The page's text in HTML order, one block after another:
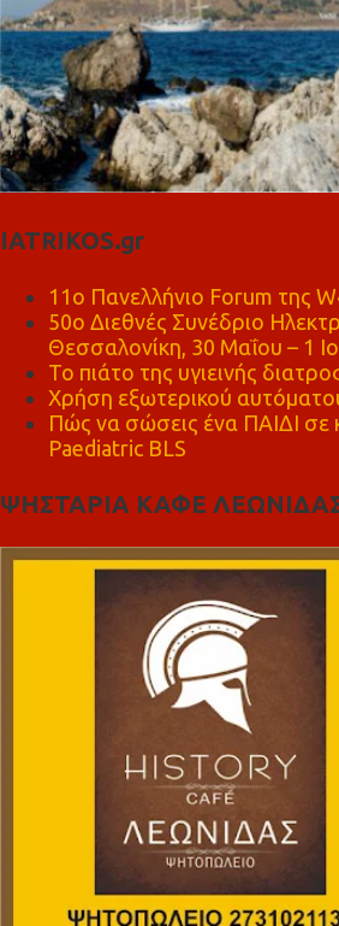
IATRIKOS.gr
11ο Πανελλήνιο Forum της
50ο Διεθνές Συνέδριο
Θεσσαλονίκη, 30 Μαΐου – 1
Το πιάτο της υγιεινής
Χρήση εξωτερικού
Πώς να σώσεις ένα ΠΑΙΔΙ σε
Paediatric BLS
ΨΗΣΤΑΡΙΑ ΚΑΦΕ